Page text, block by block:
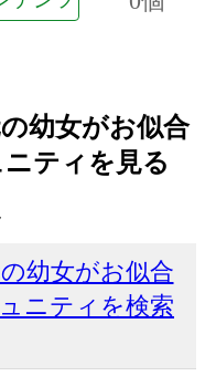
幼女がお似合
ティを見る
幼女がお似合
ニティを検索